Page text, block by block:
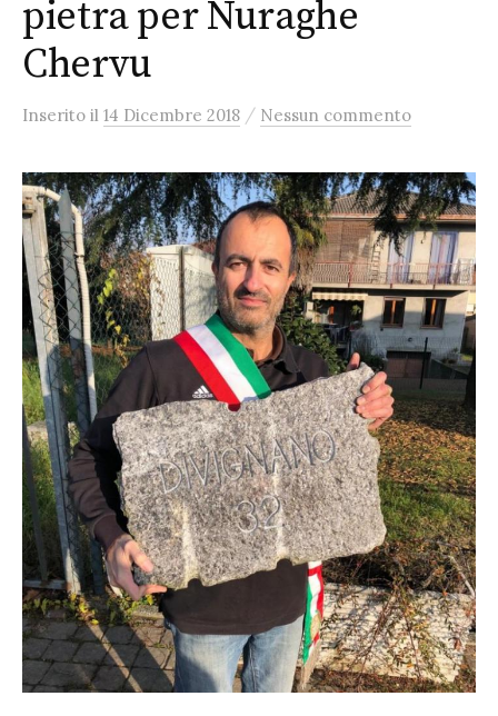
pietra per Nuraghe
Chervu
Inserito il 14 Dicembre 2018 / Nessun commento